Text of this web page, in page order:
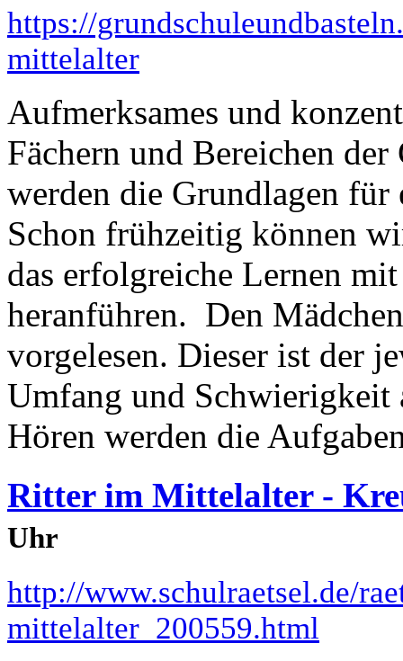
https://
mittelalter
Aufmerksames und
Fächern und Bereichen
werden die Grundlagen
Schon frühzeitig können
das erfolgreiche Lernen
heranführen. Den
vorgelesen. Dieser ist der
Umfang und Schwierigkeit
Hören werden die
Ritter im Mittelalter -
Uhr
http://www.schulraetsel.de/
mittelalter_200559.html